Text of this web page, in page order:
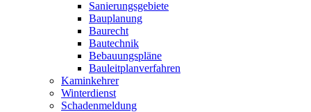
Sanierungsgebiete
Bauplanung
Baurecht
Bautechnik
Bebauungspläne
Bauleitplanverfahren
Kaminkehrer
Winterdienst
Schadenmeldung